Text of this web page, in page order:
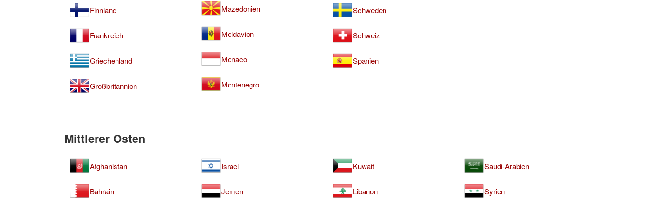
Finnland
Frankreich
Griechenland
Großbritannien
Mazedonien
Moldavien
Monaco
Montenegro
Schweden
Schweiz
Spanien
Mittlerer Osten
Afghanistan
Bahrain
Israel
Jemen
Kuwait
Libanon
Saudi-Arabien
Syrien